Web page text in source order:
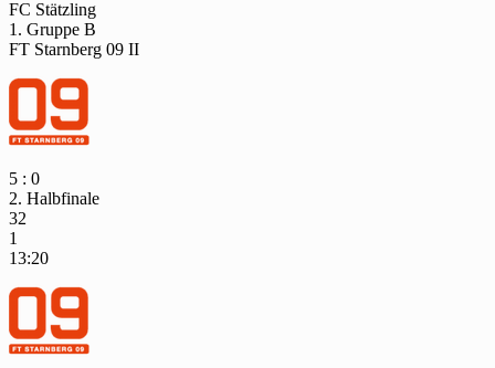
FC Stätzling
1. Gruppe B
FT Starnberg 09 II
5 : 0
2. Halbfinale
32
1
13:20